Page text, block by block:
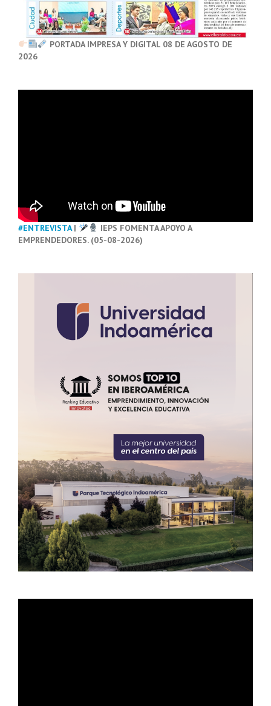
PORTADA IMPRESA Y DIGITAL 08 DE AGOSTO DE
2026
#ENTREVISTA|
IEPS FOMENTA APOYO A
EMPRENDEDORES. (05-08-2026)